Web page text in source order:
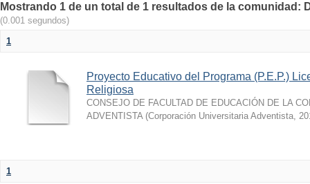
Mostrando 1 de un total de 1 resultados de la comunidad:
(0.001 segundos)
1
Proyecto Educativo del Programa (P.E.P.)
Religiosa
CONSEJO DE FACULTAD DE EDUCACIÓN DE LA
ADVENTISTA (Corporación Universitaria Adventista,
1